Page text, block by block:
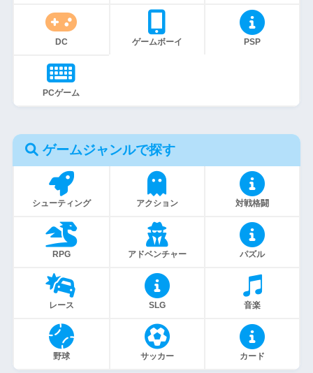
DC ゲームボーイ PSP
PCゲーム
ゲームジャンルで探す
シューティング アクション 対戦格闘
RPG アドベンチャー パズル
レース SLG 音楽
野球 サッカー カード